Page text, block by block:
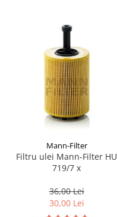
Mann-Filter
Filtru ulei Mann-Filter HU
719/7 x
36,00 Lei
30,00 Lei